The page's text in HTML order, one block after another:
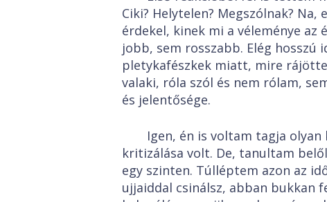
Ciki? Helytelen? Megszólnak?
érdekel, kinek mi a véleménye
jobb, sem rosszabb. Elég
pletykafészkek miatt, mire
valaki, róla szól és nem rólam,
és jelentősége.
Igen, én is voltam tagja
kritizálása volt. De, tanultam
egy szinten. Túlléptem azon az
ujjaiddal csinálsz, abban bukkan